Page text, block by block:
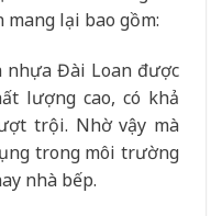
lại bao gồm:
nhựa Đài Loan được
lượng cao, có khả
trội. Nhờ vậy mà
trong môi trường
nhà bếp.